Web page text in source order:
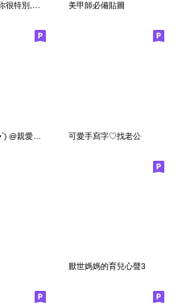
臘腸狗迷因♡你很特別,特別的短 美甲師必備貼圖
可愛手寫字♡找老公
厭世媽媽的育兒心聲3